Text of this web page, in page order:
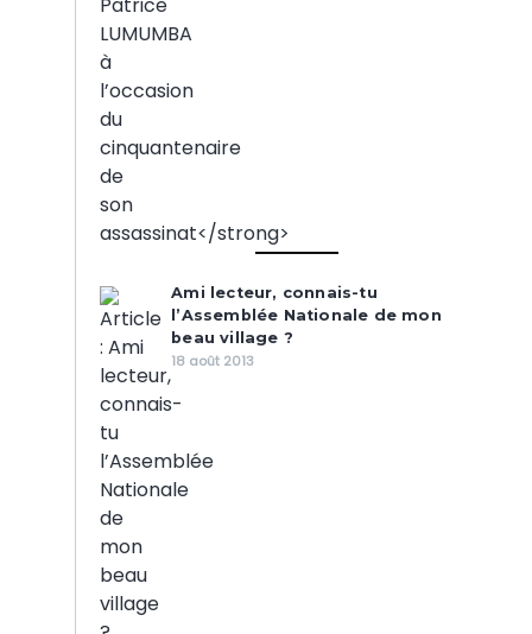
Ami lecteur, connais-tu
l’Assemblée Nationale de mon
beau village ?
18 août 2013